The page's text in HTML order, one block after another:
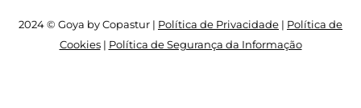
2024 © Goya by Copastur | Política de Privacidade | Política de
Cookies| Política de Segurança da Informação